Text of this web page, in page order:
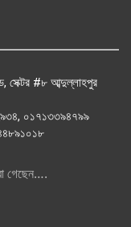
সেক্টর #৮ আব্দুল্লাহপুর
০১৭১৩৩৯৪৭৯৯
গেছেন….